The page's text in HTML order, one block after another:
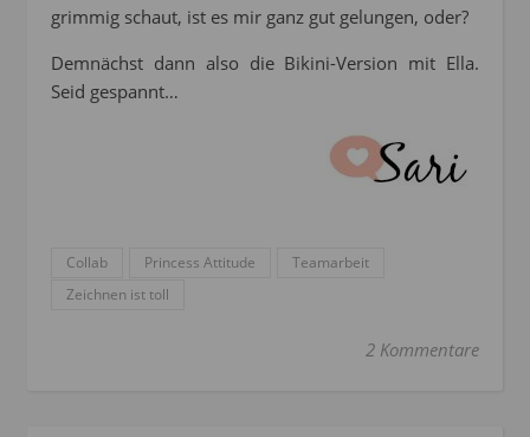
grimmig schaut, ist es mir ganz gut gelungen, oder?
Demnächst dann also die Bikini-Version mit Ella.
Seid gespannt…
Collab Princess Attitude
Teamarbeit
Zeichnen ist toll
2 Kommentare